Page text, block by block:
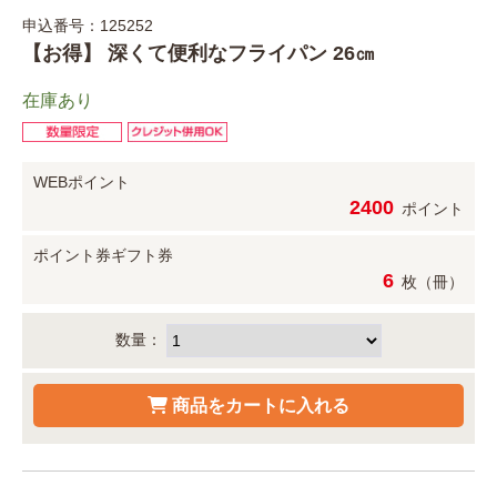
申込番号：125252
【お得】 深くて便利なフライパン 26㎝
在庫あり
WEBポイント
2400 ポイント
ポイント券ギフト券
6 枚（冊）
数量：